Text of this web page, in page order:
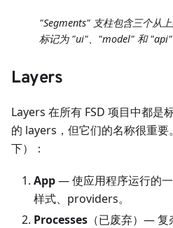
"Segments" 支柱包含三个从
标记为 "ui"、"model" 和 "api"
Layers
Layers 在所有 FSD 项目中都是
的 layers，但它们的名称很重
下）：
App— 使应用程序运行的
样式、providers。
Processes （已废弃）— 复